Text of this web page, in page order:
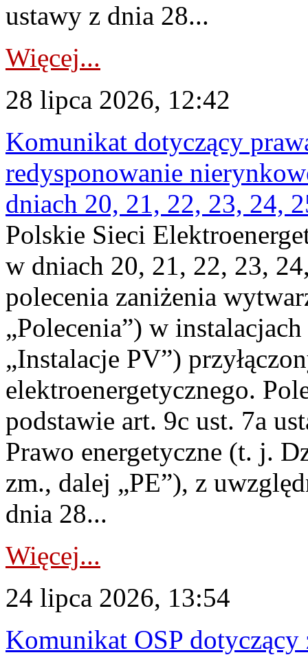
ustawy z dnia 28...
Więcej...
28 lipca 2026, 12:42
Komunikat dotyczący
redysponowanie
dniach 20, 21, 22, 23, 24,
Polskie Sieci
w dniach 20, 21, 22, 23,
polecenia zaniżenia
„Polecenia”) w
„Instalacje PV”)
elektroenergetycznego.
podstawie art. 9c ust. 7a
Prawo energetyczne (t. j.
zm., dalej „PE”), z
dnia 28...
Więcej...
24 lipca 2026, 13:54
Komunikat OSP dotyczący